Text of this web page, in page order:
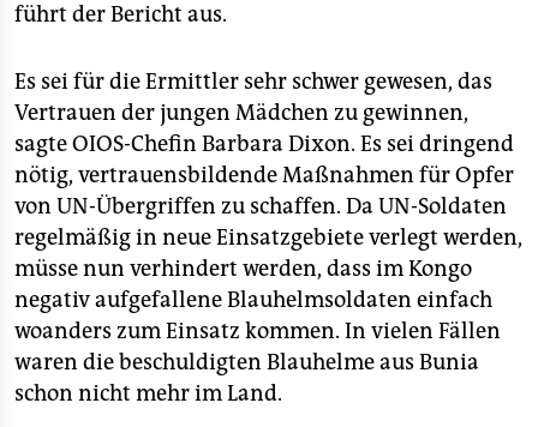
führt der Bericht aus.
Es sei für die Ermittler sehr schwer gewesen, das
Vertrauen der jungen Mädchen zu gewinnen,
sagte OIOS-Chefin Barbara Dixon. Es sei dringend
nötig, vertrauensbildende Maßnahmen für Opfer
von UN-Übergriffen zu schaffen. Da UN-Soldaten
regelmäßig in neue Einsatzgebiete verlegt werden,
müsse nun verhindert werden, dass im Kongo
negativ aufgefallene Blauhelmsoldaten einfach
woanders zum Einsatz kommen. In vielen Fällen
waren die beschuldigten Blauhelme aus Bunia
schon nicht mehr im Land.